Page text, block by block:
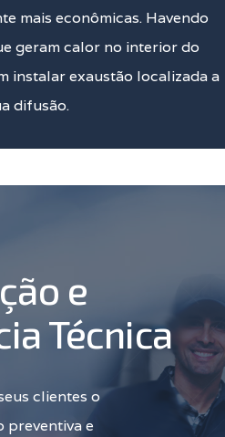
mais econômicas. Havendo
geram calor no interior do
instalar exaustão localizada a
difusão.
e
Técnica
clientes o
preventiva e